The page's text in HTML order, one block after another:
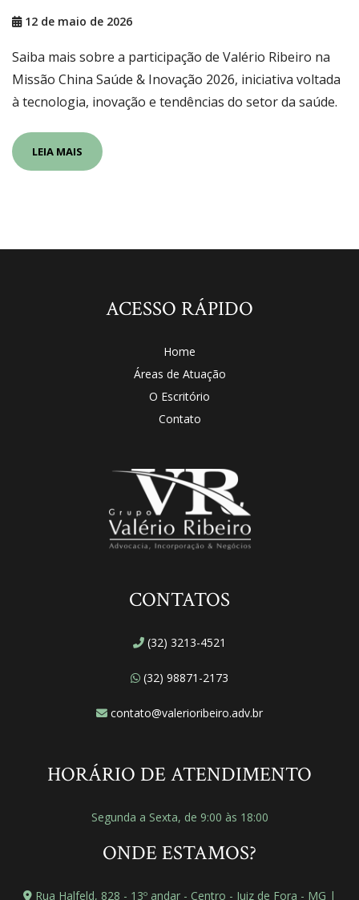
12 de maio de 2026
Saiba mais sobre a participação de Valério Ribeiro na
Missão China Saúde & Inovação 2026, iniciativa voltada
à tecnologia, inovação e tendências do setor da saúde.
LEIA MAIS
ACESSO RÁPIDO
Home
Áreas de Atuação
O Escritório
Contato
CONTATOS
(32) 3213-4521
(32) 98871-2173
contato@valerioribeiro.adv.br
HORÁRIO DE ATENDIMENTO
Segunda a Sexta, de 9:00 às 18:00
ONDE ESTAMOS?
Rua Halfeld, 828 - 13º andar - Centro - Juiz de Fora - MG |